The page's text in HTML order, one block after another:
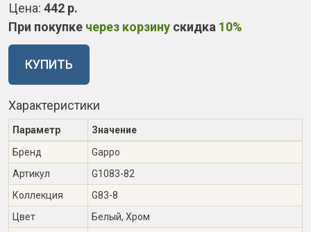
Цена: 442 р.
При покупке через корзину скидка 10%
КУПИТЬ
Характеристики
Параметр
Значение
Бренд
Gappo
Артикул
G1083-82
Коллекция
G83-8
Цвет
Белый, Хром